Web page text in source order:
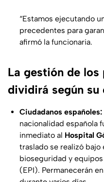
“Estamos ejecutando
precedentes para
afirmó la funcionaria.
La gestión de los
dividirá según su
Ciudadanos españoles:
nacionalidad española
inmediato al Hospital
traslado se realizó
bioseguridad y
(EPI). Permanecerán